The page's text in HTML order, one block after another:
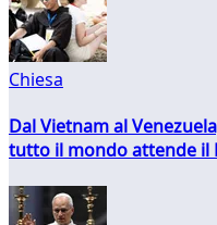
Chiesa
Dal Vietnam al
tutto il mondo attende il